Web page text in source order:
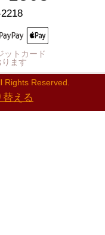
ットカード
ます
Rights Reserved.
替える